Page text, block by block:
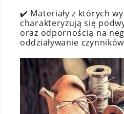
✔️ Materiały z których
charakteryzują się
oraz odpornością na
oddziaływanie